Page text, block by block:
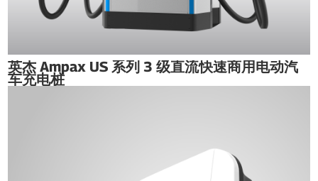
英杰 Ampax US 系列 3 级直流快速商用电动汽
车充电桩